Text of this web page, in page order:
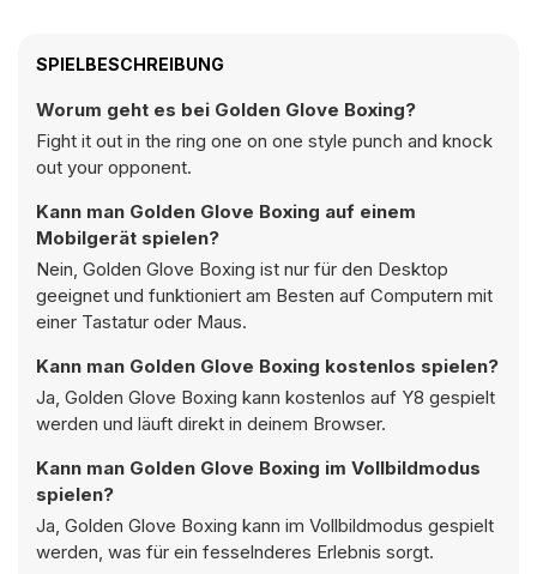
SPIELBESCHREIBUNG
Worum geht es bei Golden Glove Boxing?
Fight it out in the ring one on one style punch and knock
out your opponent.
Kann man Golden Glove Boxing auf einem
Mobilgerät spielen?
Nein, Golden Glove Boxing ist nur für den Desktop
geeignet und funktioniert am Besten auf Computern mit
einer Tastatur oder Maus.
Kann man Golden Glove Boxing kostenlos spielen?
Ja, Golden Glove Boxing kann kostenlos auf Y8 gespielt
werden und läuft direkt in deinem Browser.
Kann man Golden Glove Boxing im Vollbildmodus
spielen?
Ja, Golden Glove Boxing kann im Vollbildmodus gespielt
werden, was für ein fesselnderes Erlebnis sorgt.